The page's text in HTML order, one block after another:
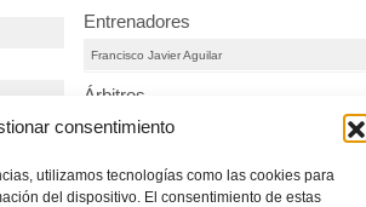
consentimiento
utilizamos tecnologías como las cookies para
del dispositivo. El consentimiento de estas
Entrenadores
Francisco Javier Aguilar
Árbitros
Lydia Guillem